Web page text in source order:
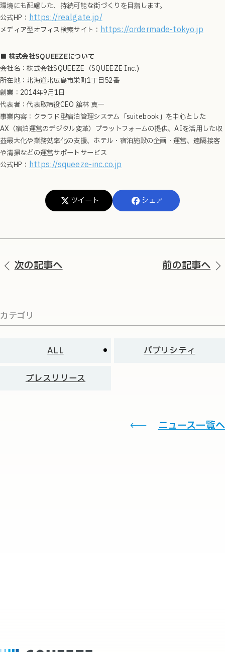
環境にも配慮した、持続可能な街づくりを目指します。
公式HP： https://realgate.jp/
メディア型オフィス検索サイト： https://ordermade-tokyo.jp
■ 株式会社SQUEEZEについて
会社名：株式会社SQUEEZE（SQUEEZE Inc.)
所在地：北海道北広島市栄町1丁目52番
創業：2014年9月1日
代表者：代表取締役CEO 舘林 真一
事業内容：クラウド型宿泊管理システム「suitebook」を中心とした
AX（宿泊運営のデジタル変革）プラットフォームの提供、AIを活用した収
益最大化や業務効率化の支援、ホテル・宿泊施設の企画・運営、遠隔接客
や清掃などの運営サポートサービス
公式HP：https://squeeze-inc.co.jp
シェア
ツイート
次の記事へ 前の記事へ
カテゴリ
ALL パブリシティ
プレスリリース
ニュース一覧へ